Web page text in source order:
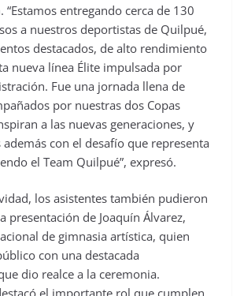
entregando cerca de 130
a nuestros deportistas de Quilpué,
destacados, de alto rendimiento
nueva línea Élite impulsada por
Fue una jornada llena de
por nuestras dos Copas
a las nuevas generaciones, y
con el desafío que representa
el Team Quilpué”, expresó.
los asistentes también pudieron
presentación de Joaquín Álvarez,
de gimnasia artística, quien
con una destacada
dio realce a la ceremonia.
el importante rol que cumplen